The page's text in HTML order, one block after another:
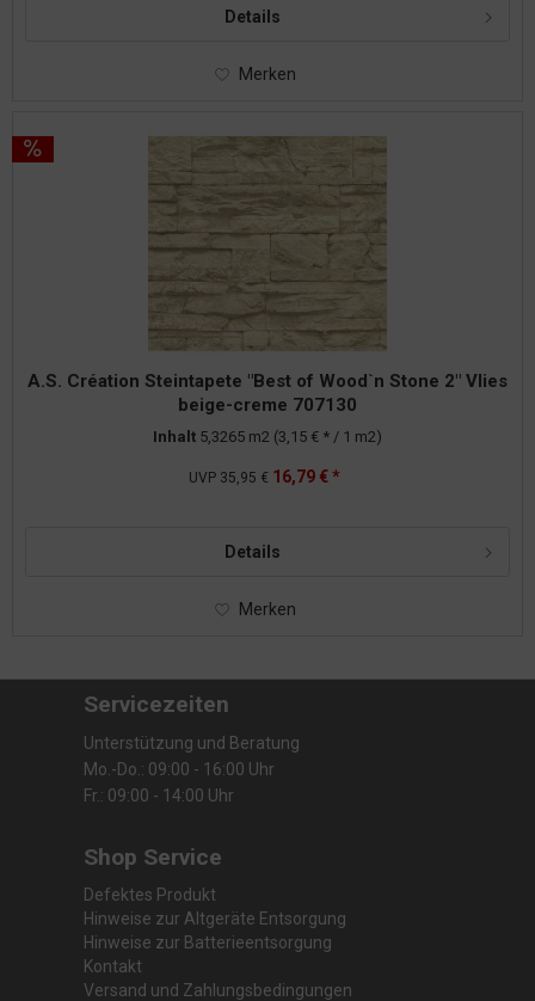
Details
Merken
A.S. Création Steintapete "Best of Wood`n Stone 2" Vlies
beige-creme 707130
Inhalt 5,3265 m2 (3,15 € * / 1 m2)
UVP 35,95 € 16,79 € *
Details
Merken
Servicezeiten
Unterstützung und Beratung
Mo.-Do.: 09:00 - 16:00 Uhr
Fr.: 09:00 - 14:00 Uhr
Shop Service
Defektes Produkt
Hinweise zur Altgeräte Entsorgung
Hinweise zur Batterieentsorgung
Kontakt
Versand und Zahlungsbedingungen